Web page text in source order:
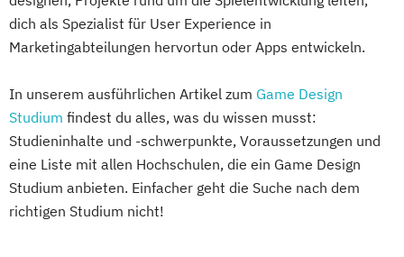
dich als Spezialist für User Experience in
Marketingabteilungen hervortun oder Apps entwickeln.
In unserem ausführlichen Artikel zum Game Design
Studium findest du alles, was du wissen musst:
Studieninhalte und -schwerpunkte, Voraussetzungen und
eine Liste mit allen Hochschulen, die ein Game Design
Studium anbieten. Einfacher geht die Suche nach dem
richtigen Studium nicht!